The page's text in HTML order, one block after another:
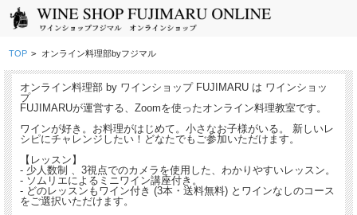
TOP > オンライン料理部byフジマル
オンライン料理部 by ワインショップ FUJIMARU は ワインショッ
プ
FUJIMARUが運営する、Zoomを使ったオンライン料理教室です。
ワインが好き。お料理がはじめて。小さなお子様がいる。 新しいレ
シピにチャレンジしたい！どなたでもご参加いただけます。
【レッスン】
- 少人数制 、3視点でのカメラを使用した、わかりやすいレッスン。
- ソムリエによるミニワイン講座付き。
- どのレッスンもワイン付き (3本・送料無料) とワインなしのコース
をご選択いただけます。